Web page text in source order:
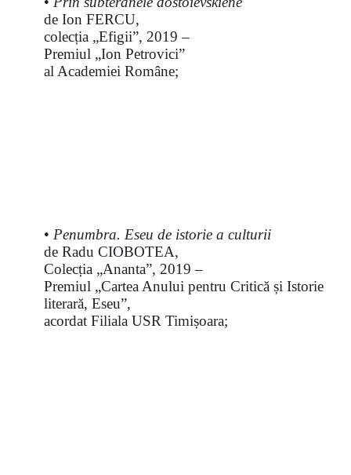
de Ion FERCU,
colecția „Efigii”, 2019 –
Premiul „Ion Petrovici”
al Academiei Române;
• Penumbra. Eseu de istorie a culturii
de Radu CIOBOTEA,
Colecția „Ananta”, 2019 –
Premiul „Cartea Anului pentru Critică și Istorie
literară, Eseu”,
acordat Filiala USR Timișoara;